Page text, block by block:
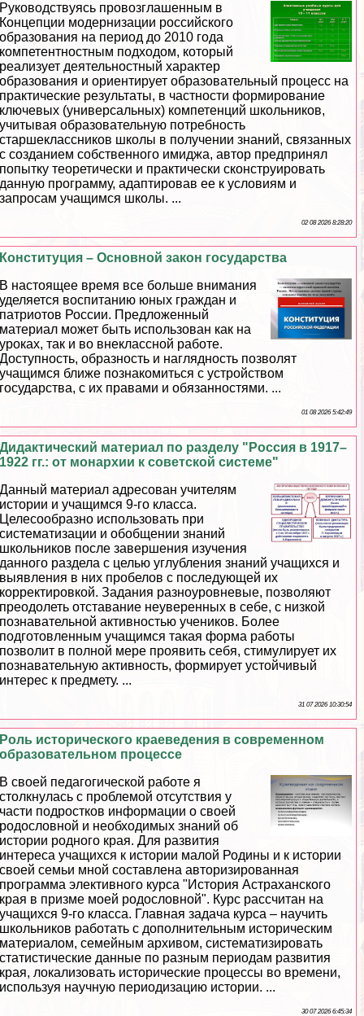
Руководствуясь провозглашенным в
Концепции модернизации российского
образования на период до 2010 года
компетентностным подходом, который
реализует деятельностный хаpaктер
образования и ориентирует образовательный процесс на
пpaктические результаты, в частности формирование
ключевых (универсальных) компетенций школьников,
учитывая образовательную потребность
старшеклассников школы в получении знаний, связанных
с созданием собственного имиджа, автор предпринял
попытку теоретически и пpaктически сконструировать
данную программу, адаптировав ее к условиям и
запросам учащимся школы. ...
02 08 2026 8:28:20
Конституция – Основной закон государства
В настоящее время все больше внимания
уделяется воспитанию юных граждан и
патриотов России. Предложенный
материал может быть использован как на
уроках, так и во внеклассной работе.
Доступность, образность и наглядность позволят
учащимся ближе познакомиться с устройством
государства, с их правами и обязанностями. ...
01 08 2026 5:42:49
Дидактический материал по разделу "Россия в 1917–
1922 гг.: от монархии к советской системе"
Данный материал адресован учителям
истории и учащимся 9-го класса.
Целесообразно использовать при
систематизации и обобщении знаний
школьников после завершения изучения
данного раздела с целью углубления знаний учащихся и
выявления в них пробелов с последующей их
корректировкой. Задания разноуровневые, позволяют
преодолеть отставание неуверенных в себе, с низкой
познавательной активностью учеников. Более
подготовленным учащимся такая форма работы
позволит в полной мере проявить себя, стимулирует их
познавательную активность, формирует устойчивый
интерес к предмету. ...
31 07 2026 10:30:54
Роль исторического краеведения в современном
образовательном процессе
В своей педагогической работе я
столкнулась с проблемой отсутствия у
части подростков информации о своей
родословной и необходимых знаний об
истории родного края. Для развития
интереса учащихся к истории малой Родины и к истории
своей семьи мной составлена авторизированная
программа элективного курса "История Астpaxaнского
края в призме моей родословной". Курс рассчитан на
учащихся 9-го класса. Главная задача курса – научить
школьников работать с дополнительным историческим
материалом, семейным архивом, систематизировать
статистические данные по разным периодам развития
края, локализовать исторические процессы во времени,
используя научную периодизацию истории. ...
30 07 2026 6:45:34